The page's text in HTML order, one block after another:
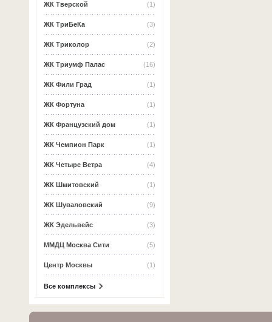
(1)
ЖК Тверской
(3)
ЖК ТриБеКа
(2)
ЖК Триколор
(16)
ЖК Триумф Палас
(1)
ЖК Фили Град
(1)
ЖК Фортуна
(1)
ЖК Французский дом
(1)
ЖК Чемпион Парк
(4)
ЖК Четыре Ветра
(1)
ЖК Шмитовский
(9)
ЖК Шуваловский
(3)
ЖК Эдельвейс
(5)
ММДЦ Москва Сити
(1)
Центр Москвы
Все комплексы